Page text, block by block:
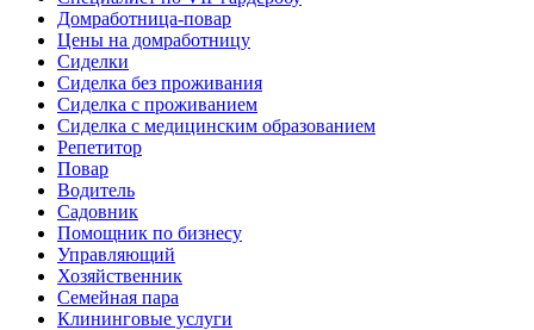
Домработница-повар
Цены на домработницу
Сиделки
Сиделка без проживания
Сиделка с проживанием
Сиделка с медицинским образованием
Репетитор
Повар
Водитель
Садовник
Помощник по бизнесу
Управляющий
Хозяйственник
Семейная пара
Клининговые услуги